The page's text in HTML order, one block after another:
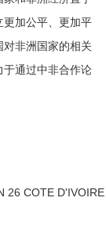
更加公平、更加平
对非洲国家的相关
于通过中非合作论
26 COTE D'IVOIRE